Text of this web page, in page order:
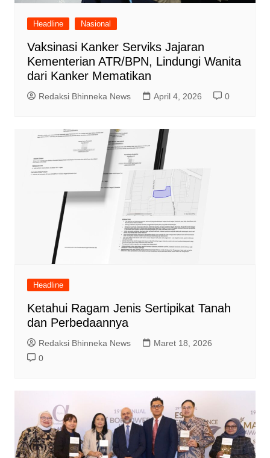
Headline Nasional
Vaksinasi Kanker Serviks Jajaran
Kementerian ATR/BPN, Lindungi Wanita
dari Kanker Mematikan
Redaksi Bhinneka News April 4, 2026 0
Headline
Ketahui Ragam Jenis Sertipikat Tanah
dan Perbedaannya
Redaksi Bhinneka News
Maret 18, 2026
0